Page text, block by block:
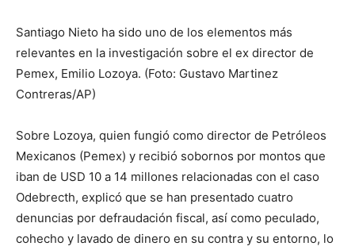
Santiago Nieto ha sido uno de los elementos más
relevantes en la investigación sobre el ex director de
Pemex, Emilio Lozoya. (Foto: Gustavo Martinez
Contreras/AP)
Sobre Lozoya, quien fungió como director de Petróleos
Mexicanos (Pemex) y recibió sobornos por montos que
iban de USD 10 a 14 millones relacionadas con el caso
Odebrecth, explicó que se han presentado cuatro
denuncias por defraudación fiscal, así como peculado,
cohecho y lavado de dinero en su contra y su entorno, lo